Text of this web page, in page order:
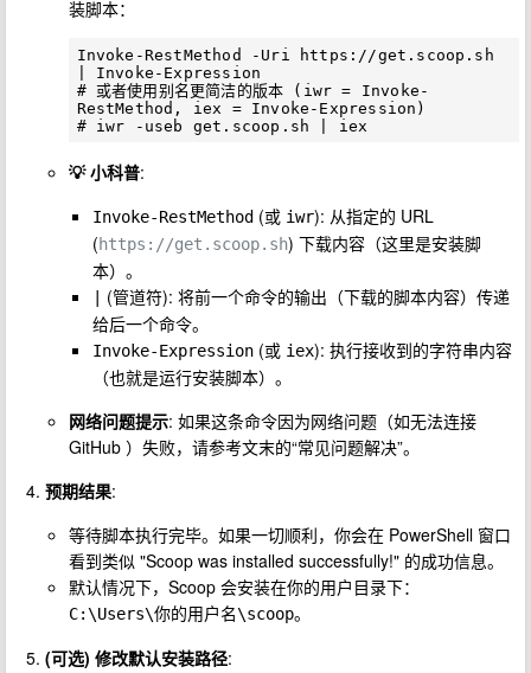
装脚本：
Invoke-RestMethod -Uri https://get.scoop.sh
| Invoke-Expression
# 或者使用别名更简洁的版本 (iwr = Invoke-
RestMethod, iex = Invoke-Expression)
💡 小科普:
Invoke-RestMethod (或 iwr): 从指定的 URL
(https://get.scoop.sh) 下载内容（这里是安装脚
本）。
(管道符): 将前一个命令的输出（下载的脚本内容）传递
给后一个命令。
Invoke-Expression (或 iex): 执行接收到的字符串内容
（也就是运行安装脚本）。
网络问题提示: 如果这条命令因为网络问题（如无法连接
GitHub ）失败，请参考文末的“常见问题解决”。
预期结果:
等待脚本执行完毕。如果一切顺利，你会在 PowerShell 窗口
看到类似 "Scoop was installed successfully!" 的成功信息。
默认情况下，Scoop 会安装在你的用户目录下：
C:\Users\你的用户名\scoop。
(可选) 修改默认安装路径: